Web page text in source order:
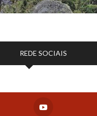
REDE SOCIAIS